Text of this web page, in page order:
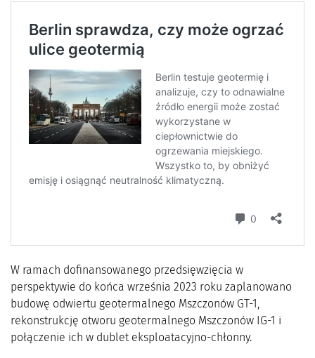
W ramach dofinansowanego przedsięwzięcia w
perspektywie do końca września 2023 roku zaplanowano
budowę odwiertu geotermalnego Mszczonów GT-1,
rekonstrukcję otworu geotermalnego Mszczonów IG-1 i
połączenie ich w dublet eksploatacyjno-chłonny.